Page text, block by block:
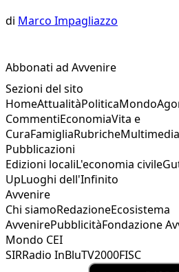
di Marco Impagliazzo
Abbonati ad Avvenire
Sezioni del sito
HomeAttualitàPoliticaMondo
CommentiEconomiaVita e
CuraFamigliaRubricheMultimedia
Pubblicazioni
Edizioni localiL'economia civile
UpLuoghi dell'Infinito
Avvenire
Chi siamoRedazioneEcosistema
AvvenirePubblicitàFondazione
Mondo CEI
SIRRadio InBluTV2000FISC